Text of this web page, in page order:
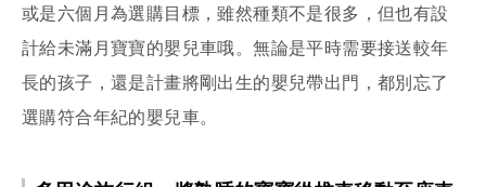
或是六個月為選購目標，雖然種類不是很多，但也有設
計給未滿月寶寶的嬰兒車哦。無論是平時需要接送較年
長的孩子，還是計畫將剛出生的嬰兒帶出門，都別忘了
選購符合年紀的嬰兒車。